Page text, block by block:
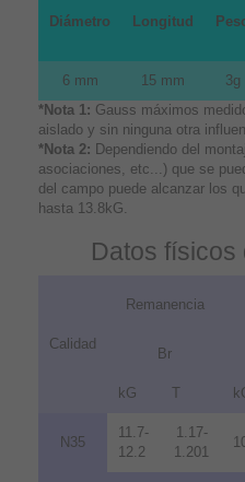
Diámetro Longitud
6 mm 15 mm 3g
*Nota 1: Gauss máximos
aislado y sin ninguna otra
*Nota 2: Dependiendo del
asociaciones, etc...) que se
del campo puede alcanzar los
hasta 13.8kG.
Datos físicos
Calidad
Remanencia
Br
kG T
N35
11.7-
12.2
1.17-
1.201